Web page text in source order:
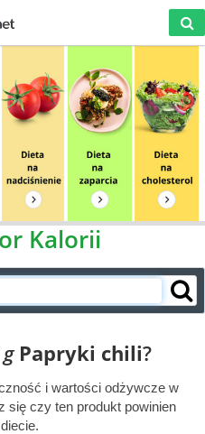
Kalorii
Papryki chili?
i wartości odżywcze w
się czy ten produkt powinien